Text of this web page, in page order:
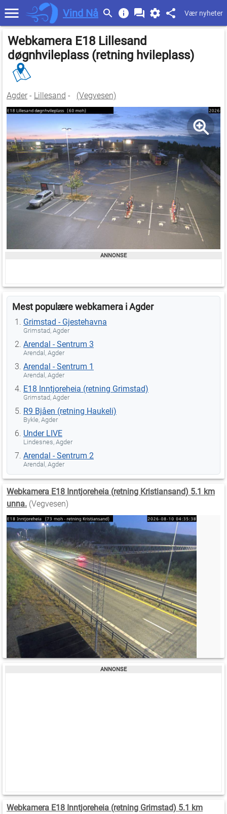
Vind Nå Vær nyheter
Webkamera E18 Lillesand
døgnhvileplass (retning hvileplass)
Agder - Lillesand - (Vegvesen)
Mest populære webkamera i Agder
Grimstad - Gjestehavna
Grimstad, Agder
Arendal - Sentrum 3
Arendal, Agder
Arendal - Sentrum 1
Arendal, Agder
E18 Inntjoreheia (retning Grimstad)
Grimstad, Agder
R9 Bjåen (retning Haukeli)
Bykle, Agder
Under LIVE
Lindesnes, Agder
Arendal - Sentrum 2
Arendal, Agder
Webkamera E18 Inntjoreheia (retning Kristiansand) 5.1 km
unna. (Vegvesen)
Webkamera E18 Inntjoreheia (retning Grimstad) 5.1 km